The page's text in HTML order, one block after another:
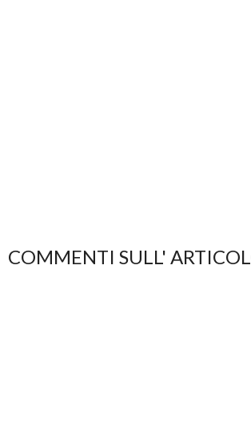
COMMENTI SULL'